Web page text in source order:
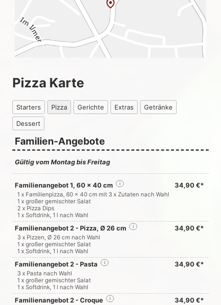
Pizza Karte
Starters Pizza Gerichte Extras Getränke
Dessert
Familien-Angebote
Gültig vom Montag bis Freitag
Familienangebot 1, 60 x 40 cm 34,90 €*
i
1 x Familienpizza, 60 x 40 cm mit 3 x Zutaten nach Wahl
1 x großer gemischter Salat
2 x Pizza Dips
1 x Softdrink, 1 l nach Wahl
Familienangebot 2 - Pizza, Ø 26 cm 34,90 €*
i
3 x Pizzen, Ø 26 cm nach Wahl
1 x großer gemischter Salat
1 x Softdrink, 1 l nach Wahl
Familienangebot 2 - Pasta 34,90 €*
i
3 x Pasta nach Wahl
1 x großer gemischter Salat
1 x Softdrink, 1 l nach Wahl
Familienangebot 2 - Croque 34,90 €*
i